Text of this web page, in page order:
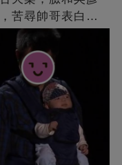
苦尋帥哥表白，